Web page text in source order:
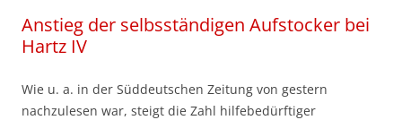
Anstieg der selbsständigen Aufstocker bei
Hartz IV
Wie u. a. in der Süddeutschen Zeitung von gestern
nachzulesen war, steigt die Zahl hilfebedürftiger